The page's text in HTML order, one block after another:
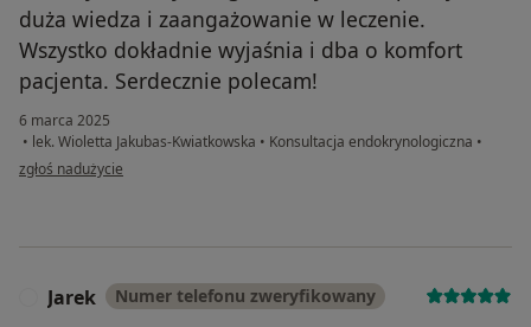
duża wiedza i zaangażowanie w leczenie.
Wszystko dokładnie wyjaśnia i dba o komfort
pacjenta. Serdecznie polecam!
6 marca 2025
• lek. Wioletta Jakubas-Kwiatkowska • Konsultacja endokrynologiczna •
w opinii użytkownika Rafal Zientek
zgłoś nadużycie
Jarek Numer telefonu zweryfikowany